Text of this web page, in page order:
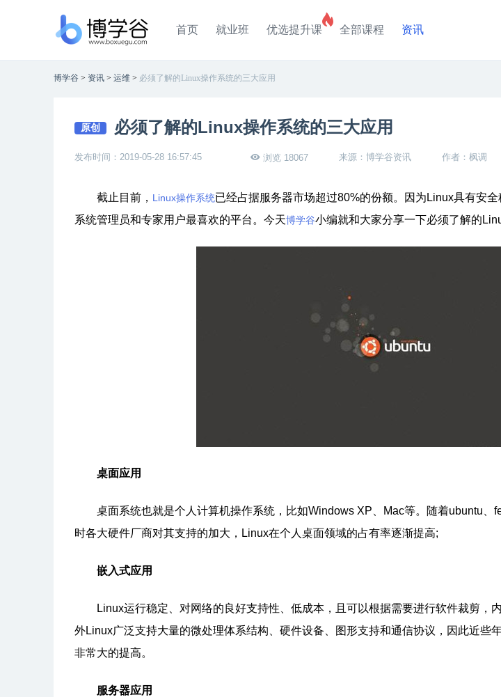
首页 就业班 优选提升课 全部课程 资讯
博学谷 > 资讯 > 运维 > 必须了解的Linux操作系统的三大应用
原创 必须了解的Linux操作系统的三大应用
发布时间：2019-05-28 16:57:45 浏览 18067 来源：博学谷资讯 作者：枫调
截止目前， Linux操作系统已经占据服务器市场超过80%的份额。因为Linux具有安
系统管理员和专家用户最喜欢的平台。今天博学谷小编就和大家分享一下必须了解的
桌面应用
桌面系统也就是个人计算机操作系统，比如Windows XP、Mac等。随着ubuntu、
时各大硬件厂商对其支持的加大，Linux在个人桌面领域的占有率逐渐提高;
嵌入式应用
Linux运行稳定、对网络的良好支持性、低成本，且可以根据需要进行软件裁剪，
外Linux广泛支持大量的微处理体系结构、硬件设备、图形支持和通信协议，因此近些
非常大的提高。
服务器应用